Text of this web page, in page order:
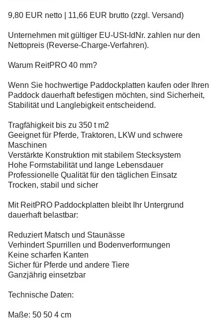
9,80 EUR netto | 11,66 EUR brutto (zzgl. Versand)
Unternehmen mit gültiger EU-USt-IdNr. zahlen nur den
Nettopreis (Reverse-Charge-Verfahren).
Warum ReitPRO 40 mm?
Wenn Sie hochwertige Paddockplatten kaufen oder Ihren
Paddock dauerhaft befestigen möchten, sind Sicherheit,
Stabilität und Langlebigkeit entscheidend.
Tragfähigkeit bis zu 350 t m2
Geeignet für Pferde, Traktoren, LKW und schwere
Maschinen
Verstärkte Konstruktion mit stabilem Stecksystem
Hohe Formstabilität und lange Lebensdauer
Professionelle Qualität für den täglichen Einsatz
Trocken, stabil und sicher
Mit ReitPRO Paddockplatten bleibt Ihr Untergrund
dauerhaft belastbar:
Reduziert Matsch und Staunässe
Verhindert Spurrillen und Bodenverformungen
Keine scharfen Kanten
Sicher für Pferde und andere Tiere
Ganzjährig einsetzbar
Technische Daten:
Maße: 50 50 4 cm